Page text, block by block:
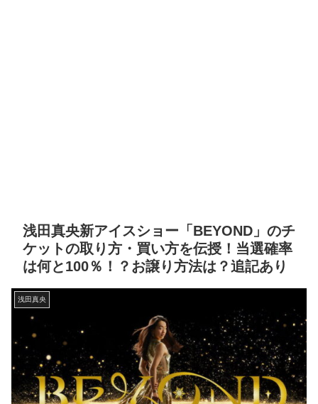
浅田真央新アイスショー「BEYOND」のチ
ケットの取り方・買い方を伝授！当選確率
は何と100％！？お譲り方法は？追記あり
浅田真央